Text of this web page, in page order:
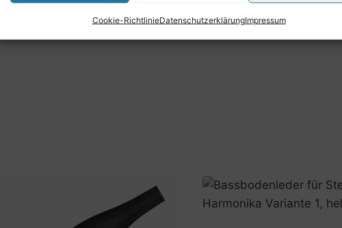
Cookie-RichtlinieDatenschutzerklärungImpressum